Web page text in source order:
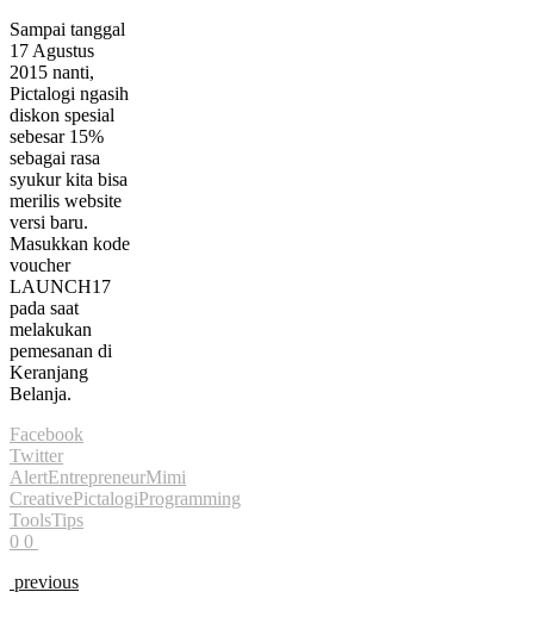
Sampai tanggal
17 Agustus
2015 nanti,
Pictalogi ngasih
diskon spesial
sebesar 15%
sebagai rasa
syukur kita bisa
merilis website
versi baru.
Masukkan kode
voucher
LAUNCH17
pada saat
melakukan
pemesanan di
Keranjang
Belanja.
Facebook
Twitter
AlertEntrepreneurMimi
CreativePictalogiProgramming
ToolsTips
0 0
previous